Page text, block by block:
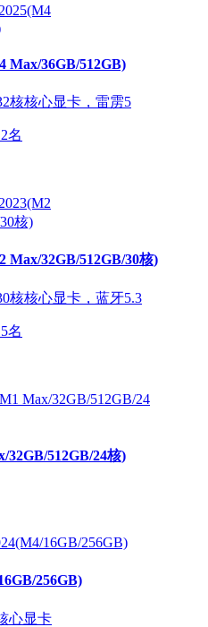
Max/36GB/512GB)
核核心显卡，雷雳5
名
Max/32GB/512GB/30核)
核核心显卡，蓝牙5.3
名
32GB/512GB/24核)
256GB)
心显卡